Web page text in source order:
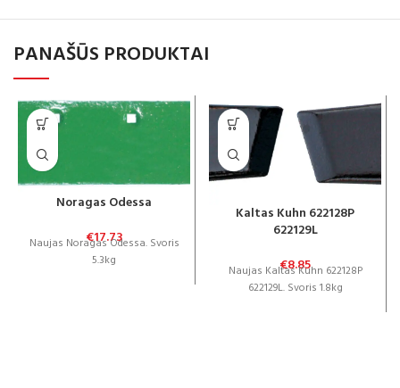
PANAŠŪS PRODUKTAI
Noragas Odessa
€17.73
Naujas Noragas Odessa. Svoris
5.3kg
Kaltas Kuhn 622128P
622129L
€8.85
Naujas Kaltas Kuhn 622128P
622129L. Svoris 1.8kg